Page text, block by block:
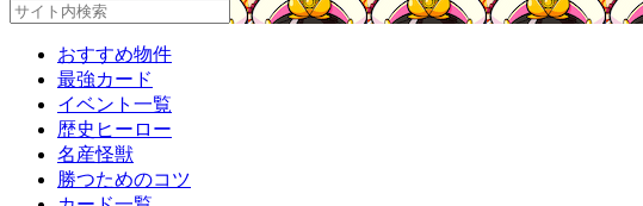
おすすめ物件
最強カード
イベント一覧
歴史ヒーロー
名産怪獣
勝つためのコツ